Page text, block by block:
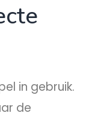
in gebruik.
de